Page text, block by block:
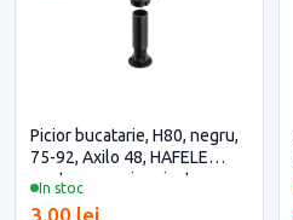
In stoc
Picior bucatarie, H80, negru,
75-92, Axilo 48, HAFELE
pentru casa si proiecte
3,00 lei